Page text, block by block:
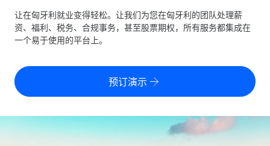
全球招聘
全球薪资管理
轻松运行合规薪资
零实体成本实现全球扩张
全球合规聘用合同工
覆盖全球
美国各州浏览器
Remote 无惧对比
资源
工具与计算器
误分类风险计算工具
员工成本计算器
定价
中文（简体）
让在匈牙利就业变得轻松。让我们为您在匈牙利的团队处理薪
资、福利、税务、合规事务，甚至股票期权，所有服务都集成在
一个易于使用的平台上。
预订演示